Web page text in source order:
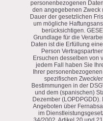
personenbezogenen
den angegebenen Zweck
Dauer der gesetzlichen
um mögliche
berücksichtigen.
Grundlage für die
Daten ist die Erfüllung
Person
Ersuchen desselben von
jedem Fall haben Sie
Ihrer
spezifischen Zweck/
Bestimmungen in der
und dem (spanischen)
Dezember
Angeboten über
im